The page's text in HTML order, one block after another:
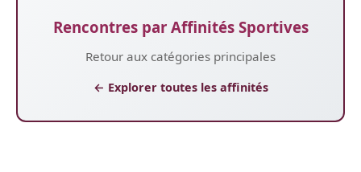
Rencontres par Affinités Sportives
Retour aux catégories principales
← Explorer toutes les affinités